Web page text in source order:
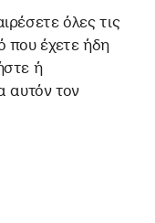
όλες τις
που έχετε ήδη
ή
αυτόν τον